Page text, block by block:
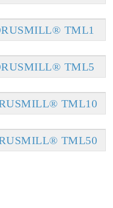
TML1
TML5
TML10
TML50